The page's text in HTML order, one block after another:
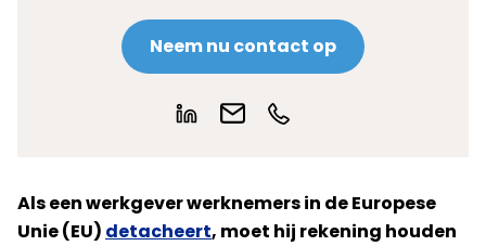
Neem nu contact op
Als een werkgever werknemers in de Europese
Unie (EU) detacheert, moet hij rekening houden